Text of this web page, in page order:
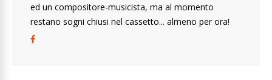
ed un compositore-musicista, ma al momento
restano sogni chiusi nel cassetto... almeno per ora!